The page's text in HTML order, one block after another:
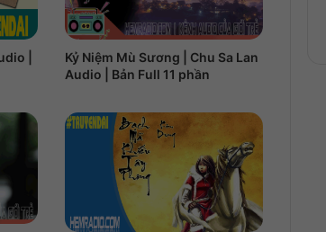
|
Kỷ Niệm Mù Sương | Chu Sa Lan
Audio | Bản Full 11 phần